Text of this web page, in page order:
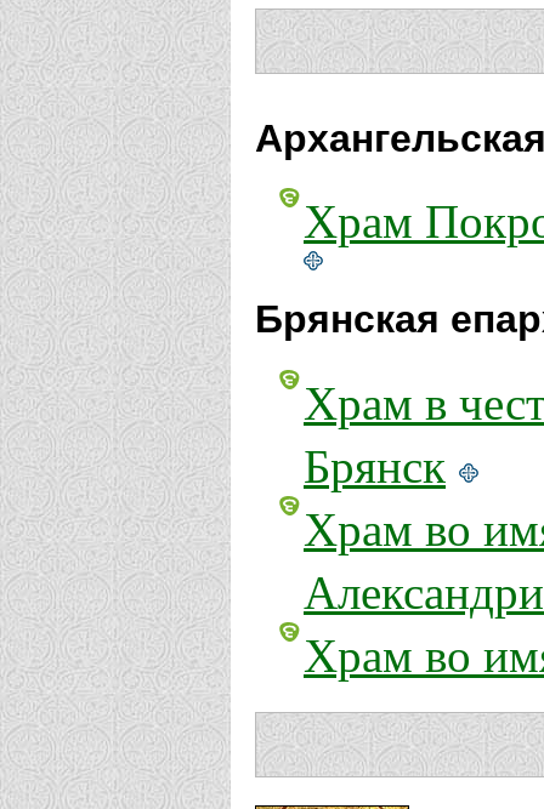
Храм
Брянская
Храм в
Брянск
Храм во
Храм во
Вологодская